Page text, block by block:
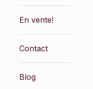
En vente!
Contact
Blog